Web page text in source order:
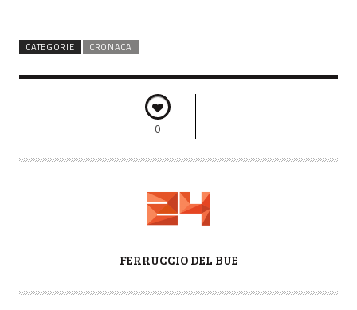
CATEGORIE CRONACA
0
T
FERRUCCIO DEL BUE